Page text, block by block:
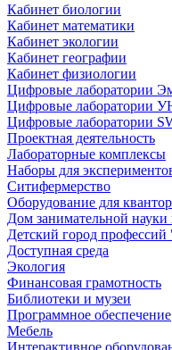
Кабинет биологии
Кабинет математики
Кабинет экологии
Кабинет географии
Кабинет физиологии
Цифровые лаборатории
Цифровые лаборатории
Цифровые лаборатории
Проектная деятельность
Лабораторные комплексы
Наборы для
Ситифермерство
Оборудование для
Дом занимательной науки
Детский город
Доступная среда
Экология
Финансовая грамотность
Библиотеки и музеи
Программное обеспечение
Мебель
Интерактивное